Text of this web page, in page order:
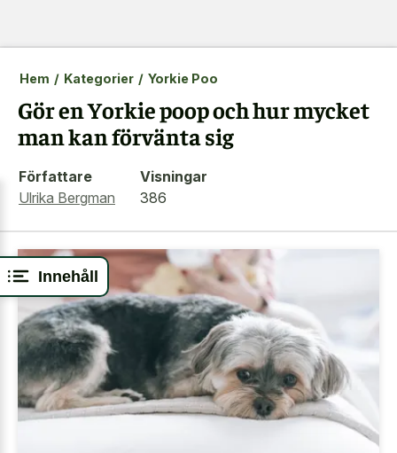
Innehåll
Hem / Kategorier / Yorkie Poo
Gör en Yorkie poop och hur mycket
man kan förvänta sig
Författare
Ulrika Bergman
Visningar
386